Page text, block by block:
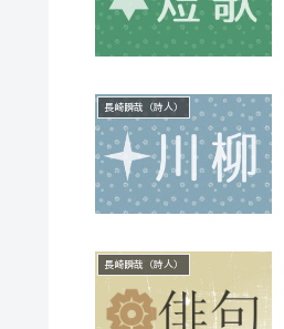
長崎瞬哉（詩人）
長崎瞬哉（詩人）